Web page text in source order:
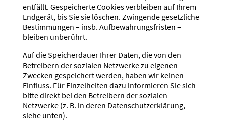
entfällt. Gespei­cherte Cookies verbleiben auf Ihrem
Endgerät, bis Sie sie löschen. Zwingende gesetz­liche
Bestim­mungen – insb. Aufbe­wah­rungs­fristen –
bleiben unberührt.
Auf die Speicher­dauer Ihrer Daten, die von den
Betreibern der sozialen Netzwerke zu eigenen
Zwecken gespei­chert werden, haben wir keinen
Einfluss. Für Einzel­heiten dazu infor­mieren Sie sich
bitte direkt bei den Betreibern der sozialen
Netzwerke (z. B. in deren Daten­schutz­er­klärung,
siehe unten).